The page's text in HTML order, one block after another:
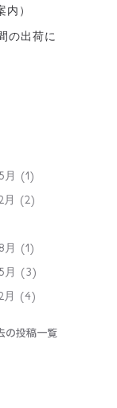
）
の出荷に
5月 (1)
月 (2)
8月 (1)
5月 (3)
月 (4)
の投稿一覧